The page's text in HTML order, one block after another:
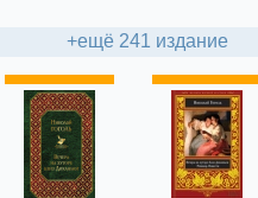
+ещё 241 издание